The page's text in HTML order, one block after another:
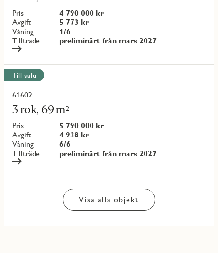
Pris
4 790 000 kr
Avgift
5 773 kr
Våning
1/6
Tillträde
preliminärt från mars 2027
om
objekt
{objectNumber}
Till salu
61602
3 rok, 69 m²
Pris
5 790 000 kr
Avgift
4 938 kr
Våning
6/6
Tillträde
preliminärt från mars 2027
Läs
mer
om
objekt
{objectNumber}
Visa alla objekt